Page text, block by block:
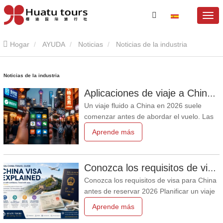
Hogar AYUDA Noticias Noticias de la industria
Noticias de la industria
Aplicaciones de viaje a China que los visitantes extranjeros realmente necesitan en 2026
Un viaje fluido a China en 2026 suele
comenzar antes de abordar el vuelo. Las
China pueden facilitar los pagos, el
especialmente en rutas de varias ciudades
que cubren Pekín, Xi'an, Guilin
Aprende más
Conozca los requisitos de visa para China antes de reservar 2026
Conozca los requisitos de visa para China
antes de reservar 2026 Planificar un viaje
cuestión del visado se resuelve con
Aprende más